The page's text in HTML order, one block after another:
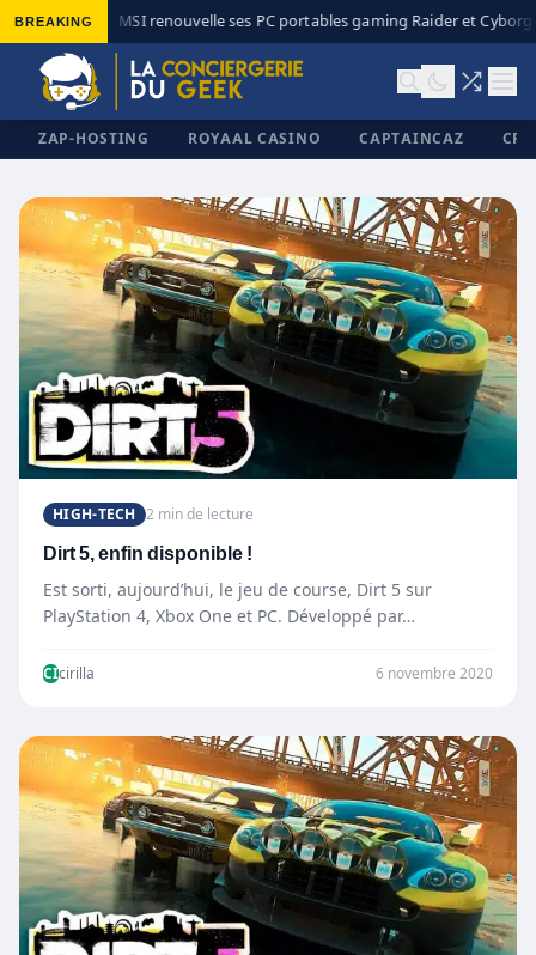
BREAKING MSI renouvelle ses PC portables gaming Raider et Cyborg
ZAP-HOSTING ROYAAL CASINO CAPTAINCAZ
✕
HIGH-TECH 2 min de lecture
Dirt 5, enfin disponible !
Est sorti, aujourd’hui, le jeu de course, Dirt 5 sur
PlayStation 4, Xbox One et PC. Développé par…
CIcirilla 6 novembre 2020